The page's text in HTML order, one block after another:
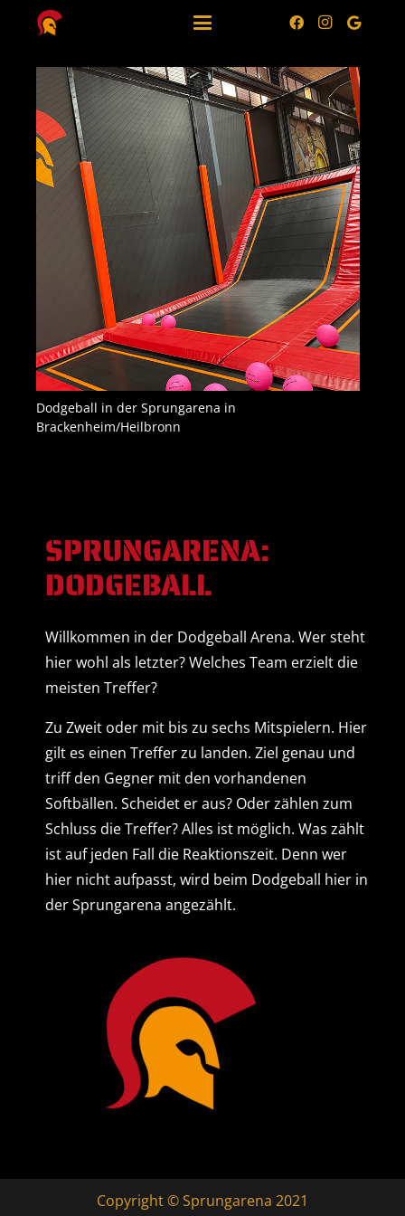
Dodgeball in der Sprungarena in
Brackenheim/Heilbronn
SPRUNGARENA:
DODGEBALL
Willkommen in der Dodgeball Arena. Wer steht
hier wohl als letzter? Welches Team erzielt die
meisten Treffer?
Zu Zweit oder mit bis zu sechs Mitspielern. Hier
gilt es einen Treffer zu landen. Ziel genau und
triff den Gegner mit den vorhandenen
Softbällen. Scheidet er aus? Oder zählen zum
Schluss die Treffer? Alles ist möglich. Was zählt
ist auf jeden Fall die Reaktionszeit. Denn wer
hier nicht aufpasst, wird beim Dodgeball hier in
der Sprungarena angezählt.
Copyright © Sprungarena 2021